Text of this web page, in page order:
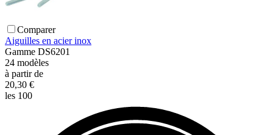
Comparer
Aiguilles en acier inox
Gamme DS6201
24 modèles
à partir de
20,30 €
les 100